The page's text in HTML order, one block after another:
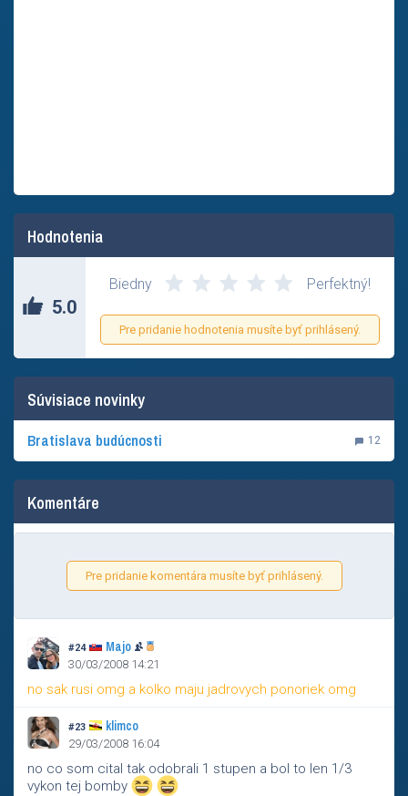
Hodnotenia
5.0
Biedny Perfektný!
Pre pridanie hodnotenia musíte byť prihlásený.
Súvisiace novinky
Bratislava budúcnosti 12
Komentáre
Pre pridanie komentára musíte byť prihlásený.
#24 Majo
30/03/2008 14:21
no sak rusi omg a kolko maju jadrovych ponoriek omg
#23 klimco
29/03/2008 16:04
no co som cital tak odobrali 1 stupen a bol to len 1/3
vykon tej bomby